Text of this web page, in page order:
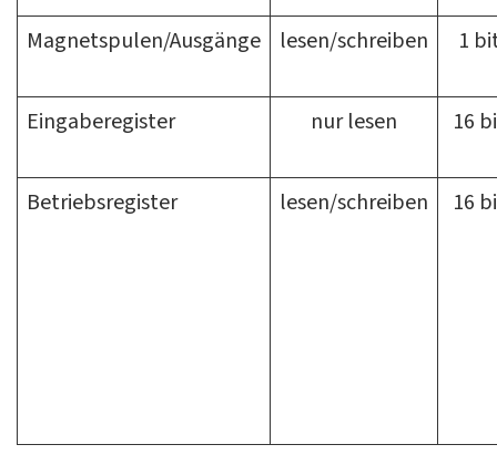
Magnetspulen/Ausgänge lesen/schreiben 1
Eingaberegister nur lesen 16
Betriebsregister lesen/schreiben 16